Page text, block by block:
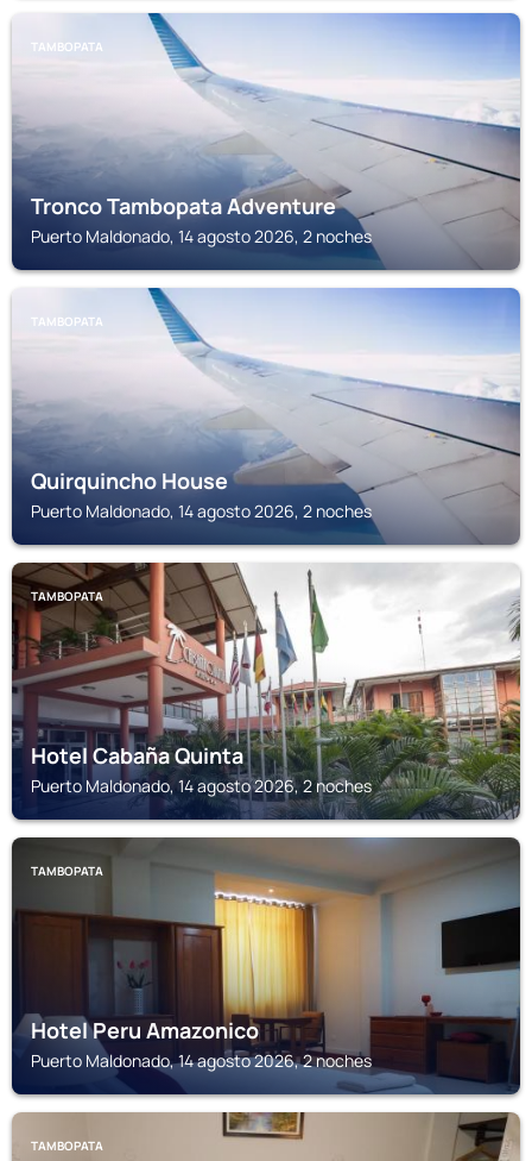
TAMBOPATA
Tronco Tambopata Adventure
Puerto Maldonado, 14 agosto 2026, 2 noches
TAMBOPATA
Quirquincho House
Puerto Maldonado, 14 agosto 2026, 2 noches
TAMBOPATA
Hotel Cabaña Quinta
Puerto Maldonado, 14 agosto 2026, 2 noches
TAMBOPATA
Hotel Peru Amazonico
Puerto Maldonado, 14 agosto 2026, 2 noches
TAMBOPATA